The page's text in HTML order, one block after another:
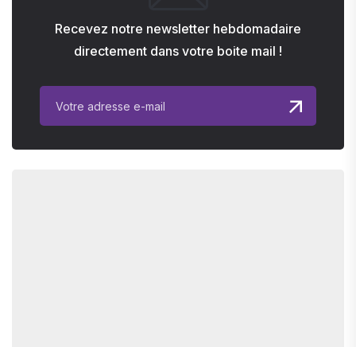
Recevez notre newsletter hebdomadaire
directement dans votre boite mail !